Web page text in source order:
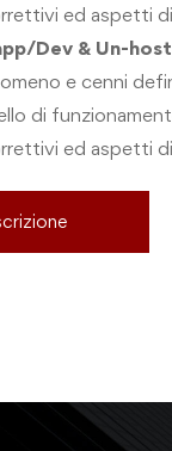
ed aspetti
Dev & Un-
e cenni
di
ed aspetti